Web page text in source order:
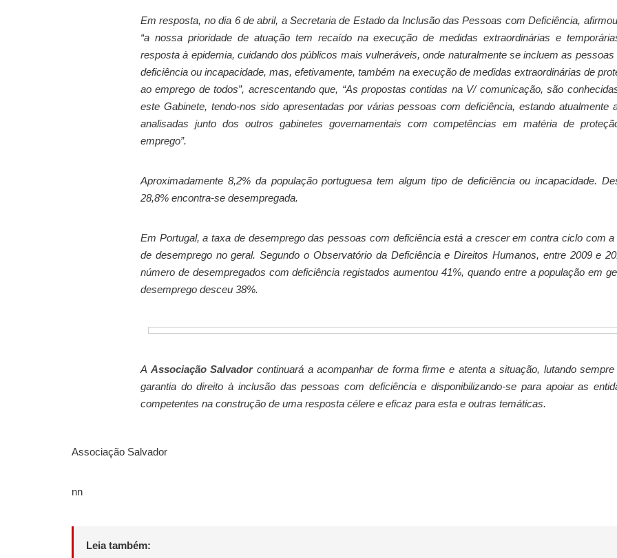
Em resposta, no dia 6 de abril, a Secretaria de Estado da Inclusão das Pessoas com Deficiência,
“a nossa prioridade de atuação tem recaído na execução de medidas extraordinárias e
resposta à epidemia, cuidando dos públicos mais vulneráveis, onde naturalmente se incluem as pessoas
deficiência ou incapacidade, mas, efetivamente, também na execução de medidas extraordinárias de
ao emprego de todos”, acrescentando que, “As propostas contidas na V/ comunicação, são
este Gabinete, tendo-nos sido apresentadas por várias pessoas com deficiência, estando atualmente
analisadas junto dos outros gabinetes governamentais com competências em matéria de
emprego”.
Aproximadamente 8,2% da população portuguesa tem algum tipo de deficiência ou incapacidade.
28,8% encontra-se desempregada.
Em Portugal, a taxa de desemprego das pessoas com deficiência está a crescer em contra ciclo com a
de desemprego no geral. Segundo o Observatório da Deficiência e Direitos Humanos, entre 2009 e
número de desempregados com deficiência registados aumentou 41%, quando entre a população em
desemprego desceu 38%.
A Associação Salvadorcontinuará a acompanhar de forma firme e atenta a situação, lutando sempre
garantia do direito à inclusão das pessoas com deficiência e disponibilizando-se para apoiar as
competentes na construção de uma resposta célere e eficaz para esta e outras temáticas.
Associação Salvador
nn
Leia também: